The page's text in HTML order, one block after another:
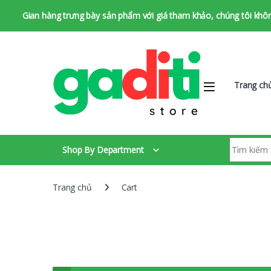
Gian hàng trưng bày sản phẩm với giá tham khảo, chúng tôi
Trang
Shop By Department
Tìm kiếm:
Trang chủ Cart